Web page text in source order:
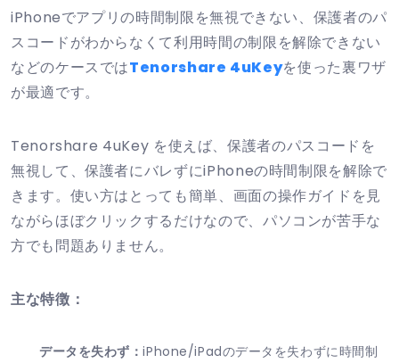
iPhoneでアプリの時間制限を無視できない、保護者のパ
スコードがわからなくて利用時間の制限を解除できない
などのケースではTenorshare 4uKeyを使った裏ワザ
が最適です。
Tenorshare 4uKey を使えば、保護者のパスコードを
無視して、保護者にバレずにiPhoneの時間制限を解除で
きます。使い方はとっても簡単、画面の操作ガイドを見
ながらほぼクリックするだけなので、パソコンが苦手な
方でも問題ありません。
主な特徴：
データを失わず：iPhone/iPadのデータを失わずに時間制